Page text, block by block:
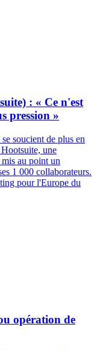
: « Ce n'est
pression »
soucient de plus en
une
au point un
1 000 collaborateurs.
pour l'Europe du
opération de